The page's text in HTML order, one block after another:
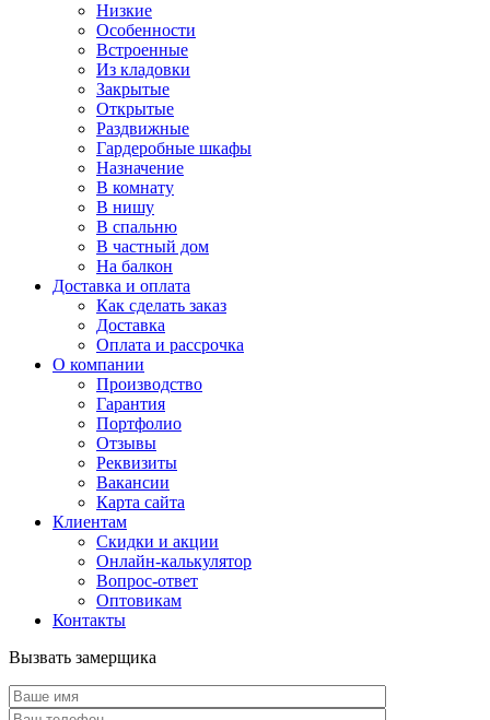
Низкие
Особенности
Встроенные
Из кладовки
Закрытые
Открытые
Раздвижные
Гардеробные шкафы
Назначение
В комнату
В нишу
В спальню
В частный дом
На балкон
Доставка и оплата
Как сделать заказ
Доставка
Оплата и рассрочка
О компании
Производство
Гарантия
Портфолио
Отзывы
Реквизиты
Вакансии
Карта сайта
Клиентам
Скидки и акции
Онлайн-калькулятор
Вопрос-ответ
Оптовикам
Контакты
Вызвать замерщика